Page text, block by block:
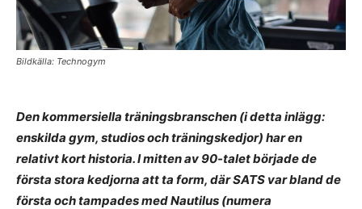
Bildkälla: Technogym
Den kommersiella träningsbranschen (i detta inlägg:
enskilda gym, studios och träningskedjor) har en
relativt kort historia. I mitten av 90-talet började de
första stora kedjorna att ta form, där SATS var bland de
första och tampades med Nautilus (numera